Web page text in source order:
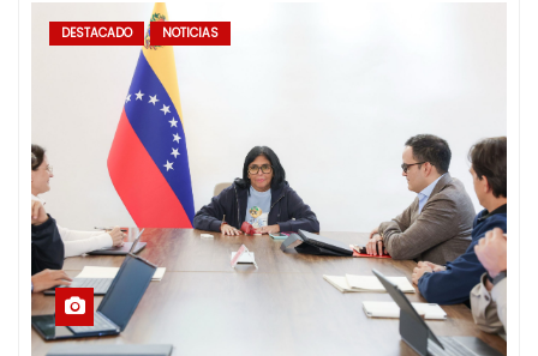
DESTACADO NOTICIAS